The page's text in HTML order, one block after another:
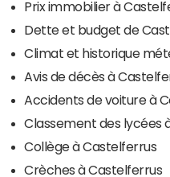
Prix immobilier à
Dette et budget de
Climat et historique
Avis de décès à
Accidents de voiture à
Classement des lycées
Collège à Castelferrus
Crèches à Castelferrus